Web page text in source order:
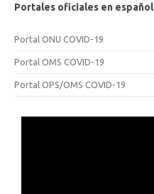
Portales oficiales en español
Portal ONU COVID-19
Portal OMS COVID-19
Portal OPS/OMS COVID-19